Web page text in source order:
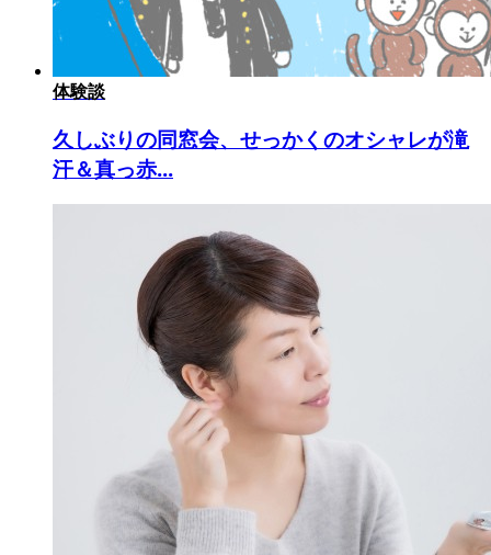
体験談
久しぶりの同窓会、せっかくのオシャレが滝
汗＆真っ赤...